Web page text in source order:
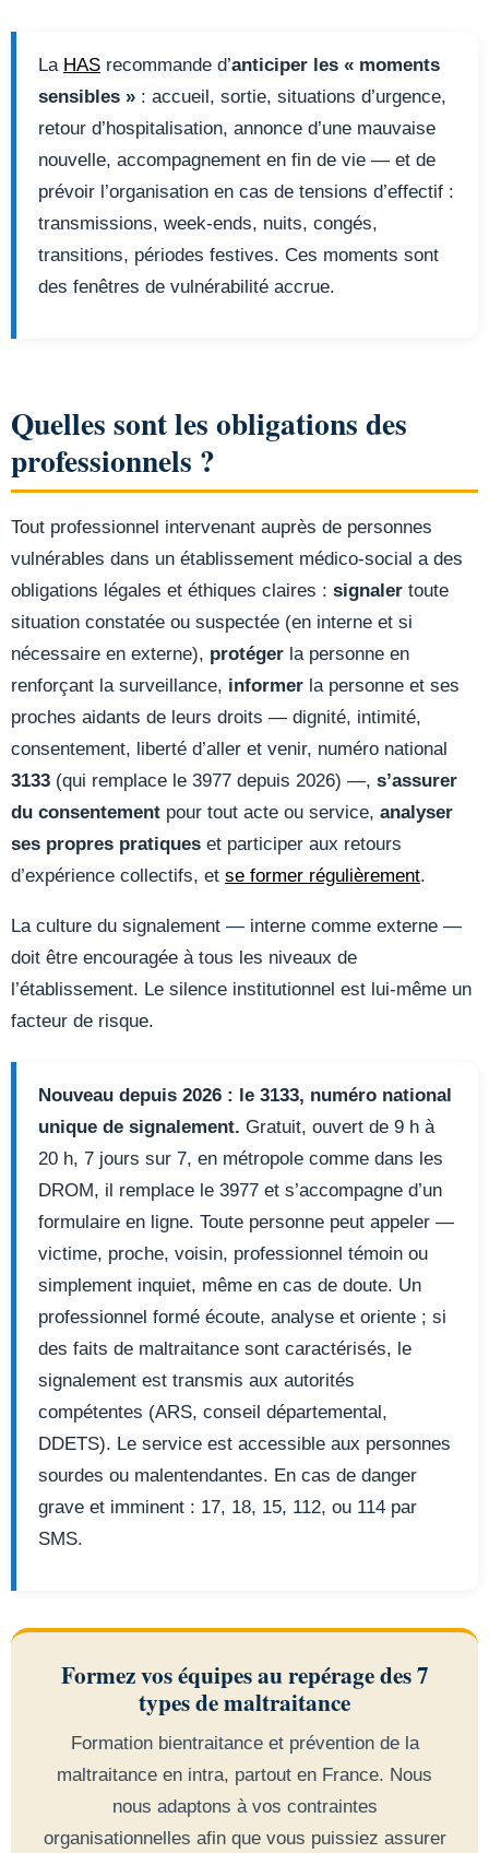
La HAS recommande d’anticiper les « moments
sensibles » : accueil, sortie, situations d’urgence,
retour d’hospitalisation, annonce d’une mauvaise
nouvelle, accompagnement en fin de vie — et de
prévoir l’organisation en cas de tensions d’effectif :
transmissions, week-ends, nuits, congés,
transitions, périodes festives. Ces moments sont
des fenêtres de vulnérabilité accrue.
Quelles sont les obligations des
professionnels ?
Tout professionnel intervenant auprès de personnes
vulnérables dans un établissement médico-social a des
obligations légales et éthiques claires : signaler toute
situation constatée ou suspectée (en interne et si
nécessaire en externe), protéger la personne en
renforçant la surveillance, informer la personne et ses
proches aidants de leurs droits — dignité, intimité,
consentement, liberté d’aller et venir, numéro national
3133 (qui remplace le 3977 depuis 2026) —, s’assurer
du consentement pour tout acte ou service, analyser
ses propres pratiques et participer aux retours
d’expérience collectifs, et se former régulièrement.
La culture du signalement — interne comme externe —
doit être encouragée à tous les niveaux de
l’établissement. Le silence institutionnel est lui-même un
facteur de risque.
Nouveau depuis 2026 : le 3133, numéro national
unique de signalement. Gratuit, ouvert de 9 h à
20 h, 7 jours sur 7, en métropole comme dans les
DROM, il remplace le 3977 et s’accompagne d’un
formulaire en ligne. Toute personne peut appeler —
victime, proche, voisin, professionnel témoin ou
simplement inquiet, même en cas de doute. Un
professionnel formé écoute, analyse et oriente ; si
des faits de maltraitance sont caractérisés, le
signalement est transmis aux autorités
compétentes (ARS, conseil départemental,
DDETS). Le service est accessible aux personnes
sourdes ou malentendantes. En cas de danger
grave et imminent : 17, 18, 15, 112, ou 114 par
SMS.
Formez vos équipes au repérage des 7
types de maltraitance
Formation bientraitance et prévention de la
maltraitance en intra, partout en France. Nous
nous adaptons à vos contraintes
organisationnelles afin que vous puissiez assurer